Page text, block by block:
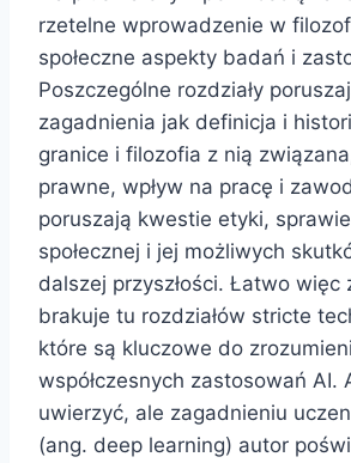
rzetelne wprowadzenie w
społeczne aspekty badań i
Poszczególne rozdziały
zagadnienia jak definicja i
granice i filozofia z nią
prawne, wpływ na pracę i
poruszają kwestie etyki,
społecznej i jej możliwych
dalszej przyszłości. Łatwo więc
brakuje tu rozdziałów stricte
które są kluczowe do
współczesnych zastosowań AI.
uwierzyć, ale zagadnieniu
(ang. deep learning) autor